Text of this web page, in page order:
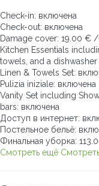
Check-in: включена
Check-out: включена
Damage cover: 19.00 €
Kitchen Essentials
towels, and a
Linen & Towels Set:
Pulizia iniziale: включена
Vanity Set including
bars: включена
Доступ в интернет:
Постельное бельё:
Финальная уборка:
Смотреть ещё